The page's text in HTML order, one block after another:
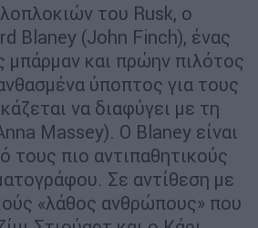
του Rusk, ο
Blaney (John Finch), ένας
μπάρμαν και πρώην πιλότος
ύποπτος για τους
να διαφύγει με τη
Massey). Ο Blaney είναι
τους πιο αντιπαθητικούς
Σε αντίθεση με
«λάθος ανθρώπους» που